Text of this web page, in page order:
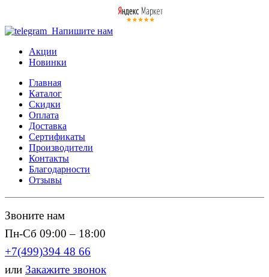
Напишите нам
Акции
Новинки
Главная
Каталог
Скидки
Оплата
Доставка
Сертификаты
Производители
Контакты
Благодарности
Отзывы
Звоните нам
Пн-Сб 09:00 – 18:00
+7(499)394 48 66
или Закажите звонок